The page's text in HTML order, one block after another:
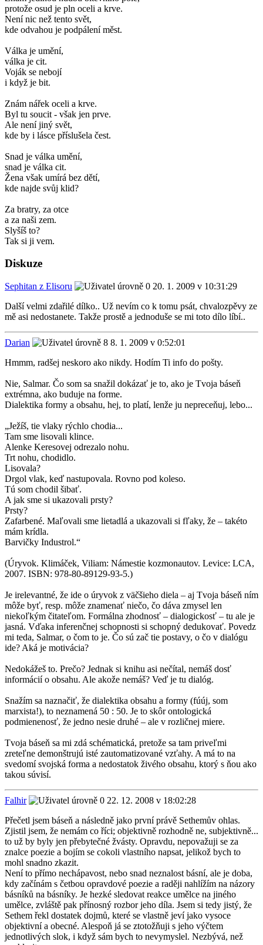
protože osud je pln oceli a krve.
Není nic než tento svět,
kde odvahou je podpálení měst.
Válka je umění,
válka je cit.
Voják se nebojí
i když je bit.
Znám nářek oceli a krve.
Byl tu soucit - však jen prve.
Ale není jiný svět,
kde by i lásce příslušela čest.
Snad je válka umění,
snad je válka cit.
Žena však umírá bez dětí,
kde najde svůj klid?
Za bratry, za otce
a za naši zem.
Slyšíš to?
Tak si ji vem.
Diskuze
Sephitan z Elisoru
20. 1. 2009 v 10:31:29
Další velmi zdařilé dílko.. Už nevím co k tomu psát, chvalozpěvy ze
mě asi nedostanete. Takže prostě a jednoduše se mi toto dílo líbí..
Darian
8. 1. 2009 v 0:52:01
Hmmm, radšej neskoro ako nikdy. Hodím Ti info do pošty.
Nie, Salmar. Čo som sa snažil dokázať je to, ako je Tvoja báseň
extrémna, ako buduje na forme.
Dialektika formy a obsahu, hej, to platí, lenže ju nepreceňuj, lebo...
„Ježíš, tie vlaky rýchlo chodia...
Tam sme lisovali klince.
Alenke Keresovej odrezalo nohu.
Trt nohu, chodidlo.
Lisovala?
Drgol vlak, keď nastupovala. Rovno pod koleso.
Tú som chodil šibať.
A jak sme si ukazovali prsty?
Prsty?
Zafarbené. Maľovali sme lietadlá a ukazovali si fľaky, že – takéto
mám krídla.
Barvičky Industrol.“
(Úryvok. Klimáček, Viliam: Námestie kozmonautov. Levice: LCA,
2007. ISBN: 978-80-89129-93-5.)
Je irelevantné, že ide o úryvok z väčšieho diela – aj Tvoja báseň ním
môže byť, resp. môže znamenať niečo, čo dáva zmysel len
niekoľkým čitateľom. Formálna zhodnosť – dialogickosť – tu ale je
jasná. Vďaka inferenčnej schopnosti si schopný dedukovať. Povedz
mi teda, Salmar, o čom to je. Čo sú zač tie postavy, o čo v dialógu
ide? Aká je motivácia?
Nedokážeš to. Prečo? Jednak si knihu asi nečítal, nemáš dosť
informácií o obsahu. Ale akože nemáš? Veď je tu dialóg.
Snažím sa naznačiť, že dialektika obsahu a formy (fúúj, som
marxista!), to neznamená 50 : 50. Je to skôr ontologická
podmienenosť, že jedno nesie druhé – ale v rozličnej miere.
Tvoja báseň sa mi zdá schématická, pretože sa tam priveľmi
zreteľne demonštrujú isté zautomatizované vzťahy. A má to na
svedomí svojská forma a nedostatok živého obsahu, ktorý s ňou ako
takou súvisí.
Falhir
22. 12. 2008 v 18:02:28
Přečetl jsem báseň a následně jako první právě Sethemův ohlas.
Zjistil jsem, že nemám co říci; objektivně rozhodně ne, subjektivně...
to už by byly jen přebytečné žvásty. Opravdu, nepovažuji se za
znalce poezie a bojím se cokoli vlastního napsat, jelikož bych to
mohl snadno zkazit.
Není to přímo nechápavost, nebo snad neznalost básní, ale je doba,
kdy začínám s četbou opravdové poezie a raději nahlížím na názory
básníků na básníky. Je hezké sledovat reakce umělce na jiného
umělce, zvláště pak přínosný rozbor jeho díla. Jsem si tedy jistý, že
Sethem řekl dostatek dojmů, které se vlastně jeví jako vysoce
objektivní a obecné. Alespoň já se ztotožňuji s jeho výčtem
jednotlivých slok, i když sám bych to nevymyslel. Nezbývá, než